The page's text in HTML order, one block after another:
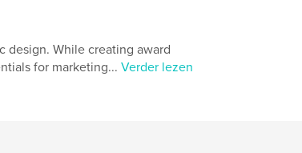
design. While creating award
for marketing... Verder lezen